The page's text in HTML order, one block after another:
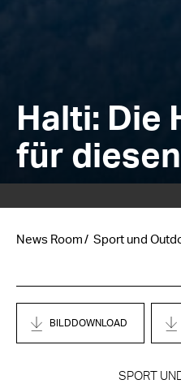
Halti: Die
für
News Room Sport und
BILDDOWNLOAD
SPORT